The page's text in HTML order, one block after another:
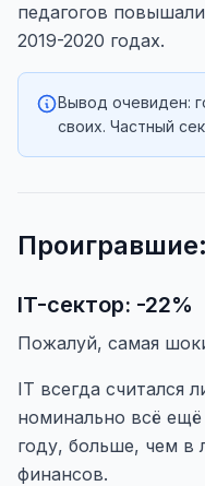
педагогов
2019-2020 годах.
Вывод очевиден:
своих. Частный
IT-сектор: -22%
Пожалуй, самая
IT всегда считался
номинально всё
году, больше, чем в
финансов.